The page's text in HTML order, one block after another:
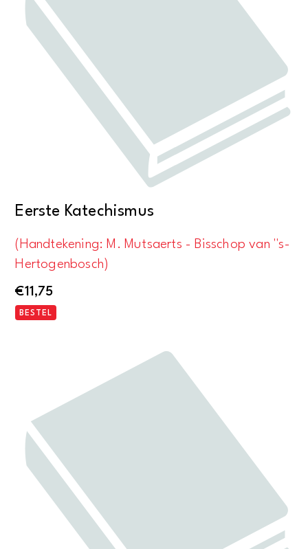
Eerste Katechismus
(Handtekening: M. Mutsaerts - Bisschop van ''s-
Hertogenbosch)
€11,75
BESTEL